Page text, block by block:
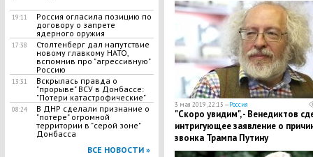
19:11
Россия огласила позицию по
договору о запрете
ядерного оружия
17:38
Столтенберг дал напутствие
новому главкому НАТО,
вспомнив про "агрессивную"
Россию
13:31
Вскрылась правда о
"прорыве" ВСУ в Донбассе:
"Потери катастрофические"
08:24
В ДНР сделали признание о
"потере" огромной
территории в "серой зоне"
Донбасса
ВСЕ НОВОСТИ »
3 мая 2019, 22:15 —Россия
"Скоро увидим", - Венедиктов
интригующее заявление о
звонка Трампа Путину